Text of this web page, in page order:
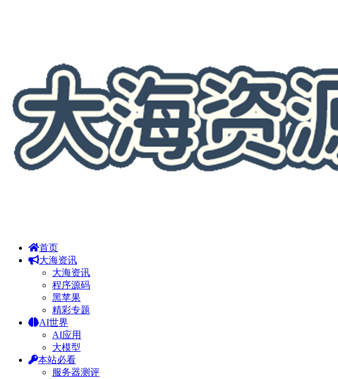
首页
大海资讯
大海资讯
程序源码
黑苹果
精彩专题
AI世界
AI应用
大模型
本站必看
服务器测评